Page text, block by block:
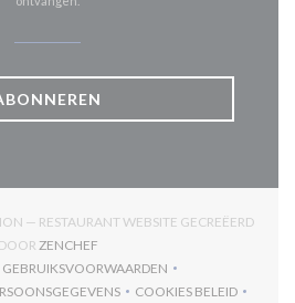
— RESTAURANT WEBSITE GECREËERD
DOOR ZENCHEF((OPENT IN EEN NIEUW
IN EEN NIEUW VENSTER))
GEBRUIKSVOORWAARDEN
((OPENT IN EEN NIEUW
COOKIES BELEID